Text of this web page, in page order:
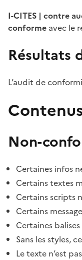
I-CITES | contre
conforme avec le
Résultats
L’audit de
Non-
Certaines infos
Certains textes
Certains scripts
Certains
Certaines
Sans les styles,
Le texte n’est